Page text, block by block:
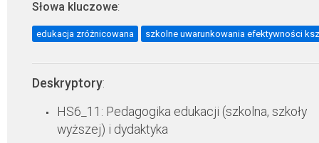
Słowa kluczowe:
edukacja zróżnicowana szkolne uwarunkowania efektywności
Deskryptory:
HS6_11: Pedagogika edukacji (szkolna, szkoły
wyższej) i dydaktyka